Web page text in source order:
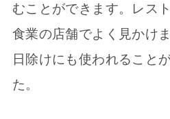
むことができます。レス
食業の店舗でよく見かけ
日除けにも使われること
た。